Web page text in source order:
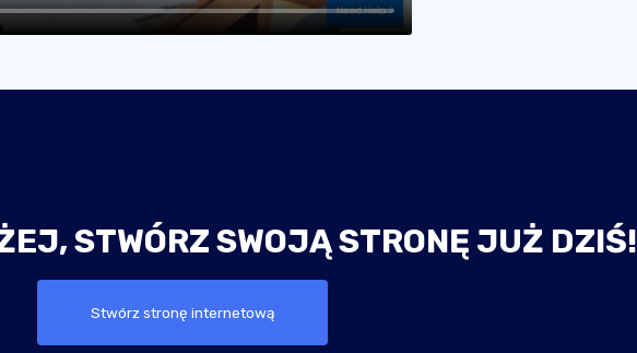
STWÓRZ SWOJĄ STRONĘ JUŻ DZIŚ!
Stwórz stronę internetową